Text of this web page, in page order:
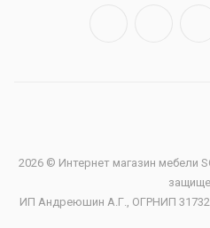
2026 © Интернет магазин мебели
ИП Андреюшин А.Г., ОГРНИП